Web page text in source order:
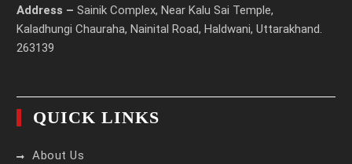
Address – Sainik Complex, Near Kalu Sai Temple,
Kaladhungi Chauraha, Nainital Road, Haldwani, Uttarakhand.
263139
QUICK LINKS
About Us